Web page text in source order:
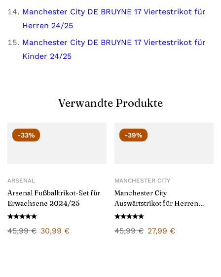
Manchester City DE BRUYNE 17 Viertestrikot für
Herren 24/25
Manchester City DE BRUYNE 17 Viertestrikot für
Kinder 24/25
Verwandte Produkte
-33%
ARSENAL
Arsenal Fußballtrikot-Set für
Erwachsene 2024/25
45,99€ 30,99 €
-39%
MANCHESTER CITY
Manchester City
Auswärtstrikot für Herren
2024/25
45,99€ 27,99 €